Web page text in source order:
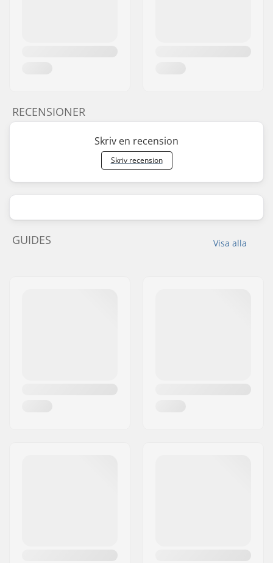
RECENSIONER
Skriv en recension
Skriv recension
Visa alla
GUIDES